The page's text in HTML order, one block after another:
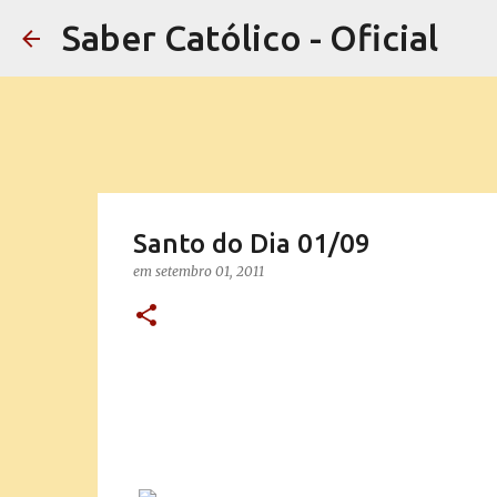
Saber Católico - Oficial
Santo do Dia 01/09
em setembro 01, 2011